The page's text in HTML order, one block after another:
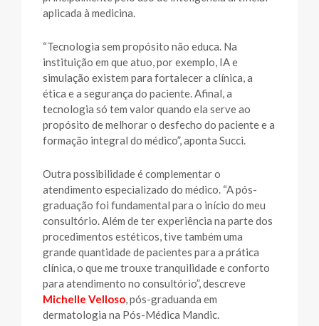
aplicada à medicina.
“Tecnologia sem propósito não educa. Na
instituição em que atuo, por exemplo, IA e
simulação existem para fortalecer a clínica, a
ética e a segurança do paciente. Afinal, a
tecnologia só tem valor quando ela serve ao
propósito de melhorar o desfecho do paciente e a
formação integral do médico”, aponta Succi.
Outra possibilidade é complementar o
atendimento especializado do médico. “A pós-
graduação foi fundamental para o início do meu
consultório. Além de ter experiência na parte dos
procedimentos estéticos, tive também uma
grande quantidade de pacientes para a prática
clínica, o que me trouxe tranquilidade e conforto
para atendimento no consultório”, descreve
Michelle Velloso, pós-graduanda em
dermatologia na Pós-Médica Mandic.